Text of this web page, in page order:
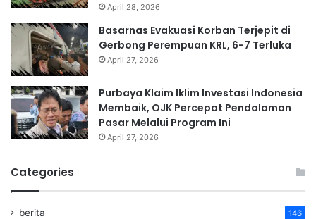
April 28, 2026
Basarnas Evakuasi Korban Terjepit di
Gerbong Perempuan KRL, 6-7 Terluka
April 27, 2026
Purbaya Klaim Iklim Investasi Indonesia
Membaik, OJK Percepat Pendalaman
Pasar Melalui Program Ini
April 27, 2026
Categories
berita 146